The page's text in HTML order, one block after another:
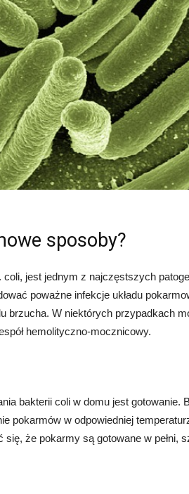
sposoby?
jest jednym z najczęstszych
poważne infekcje układu
brzucha. W niektórych przypadkach
hemolityczno-mocznicowy.
bakterii coli w domu jest gotowanie.
pokarmów w odpowiedniej
że pokarmy są gotowane w pełni,